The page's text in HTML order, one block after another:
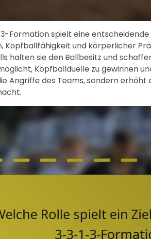
Formation spielt eine
Kopfballfähigkeit und körperlicher
halten sie den Ballbesitz und
Kopfballduelle zu gewinnen
Angriffe des Teams, sondern erhöht